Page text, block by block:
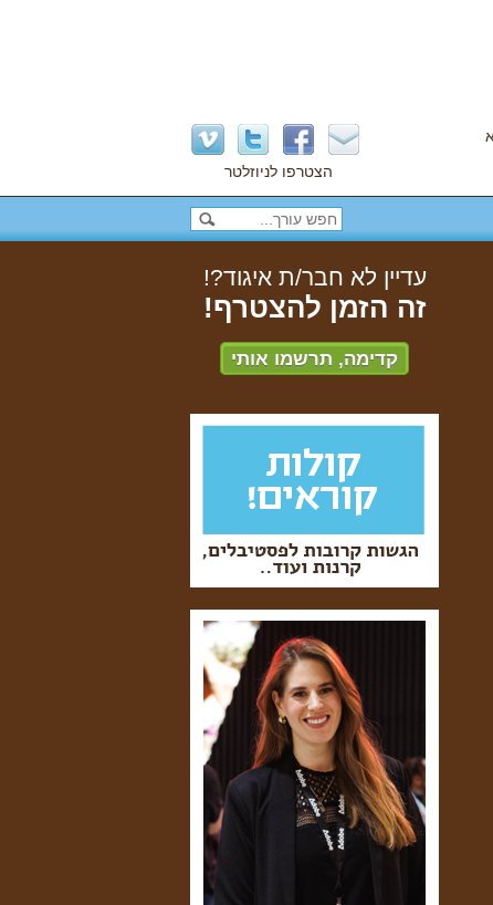
הצטרפו לניוזלטר
עדיין לא חבר/ת איגוד?!
זה הזמן להצטרף!
קדימה, תרשמו אותי